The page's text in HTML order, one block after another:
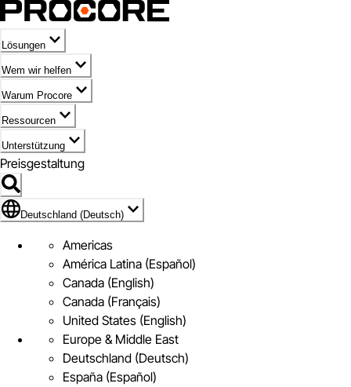
Lösungen
Wem wir helfen
Warum Procore
Ressourcen
Unterstützung
Preisgestaltung
Markieren des Symbols für Deutschland (Deutsch)
Deutschland (Deutsch)
Americas
América Latina (Español)
Canada (English)
Canada (Français)
United States (English)
Europe & Middle East
Deutschland (Deutsch)
España (Español)